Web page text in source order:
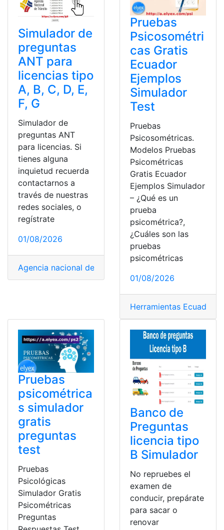
Simulador de
preguntas
ANT para
licencias tipo
A, B, C, D, E,
F, G
Simulador de
preguntas ANT
para licencias. Si
tienes alguna
inquietud recuerda
contactarnos a
través de nuestras
redes sociales, o
regístrate
01/08/2026
Agencia nacional de transito
Pruebas
Psicosométri
cas Gratis
Ecuador
Ejemplos
Simulador
Test
Pruebas
Psicosométricas.
Modelos Pruebas
Psicométricas
Gratis Ecuador
Ejemplos Simulador
– ¿Qué es un
prueba
psicométrica?,
¿Cuáles son las
pruebas
psicométricas
01/08/2026
Herramientas Ecuador
Pruebas
psicométrica
s simulador
gratis
preguntas
test
Pruebas
Psicológicas
Simulador Gratis
Psicométricas
Preguntas
Banco de
Preguntas
licencia tipo
B Simulador
No repruebes el
examen de
conducir, prepárate
para sacar o
renovar